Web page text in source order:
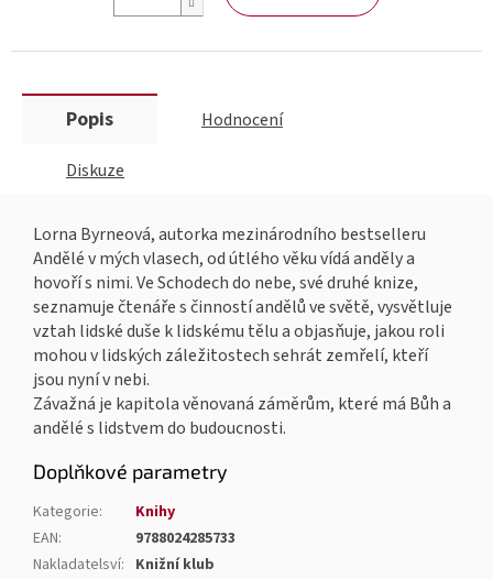
Popis Hodnocení
Diskuze
Lorna Byrneová, autorka mezinárodního bestselleru
Andělé v mých vlasech, od útlého věku vídá anděly a
hovoří s nimi. Ve Schodech do nebe, své druhé knize,
seznamuje čtenáře s činností andělů ve světě, vysvětluje
vztah lidské duše k lidskému tělu a objasňuje, jakou roli
mohou v lidských záležitostech sehrát zemřelí, kteří
jsou nyní v nebi.
Závažná je kapitola věnovaná záměrům, které má Bůh a
andělé s lidstvem do budoucnosti.
Doplňkové parametry
Kategorie:
Knihy
EAN:
9788024285733
Nakladatelsví: Knižní klub